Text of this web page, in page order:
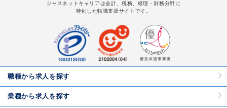
ジャスネットキャリアは会計、税務、経理・財務分野に
特化した転職支援サイトです。
職種から求人を探す
業種から求人を探す